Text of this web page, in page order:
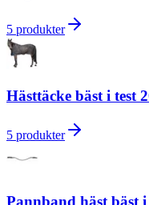
5 produkter
Hästtäcke bäst i test
5 produkter
Pannband häst bäst i